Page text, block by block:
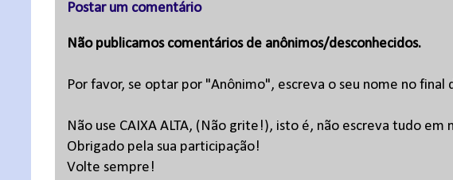
Postar um comentário
Não publicamos comentários de anônimos/desconhecidos.
Por favor, se optar por "Anônimo", escreva o seu nome no final
Não use CAIXA ALTA, (Não grite!), isto é, não escreva tudo em
Obrigado pela sua participação!
Volte sempre!